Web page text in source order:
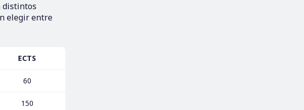
distintos
elegir entre
ECTS
60
150